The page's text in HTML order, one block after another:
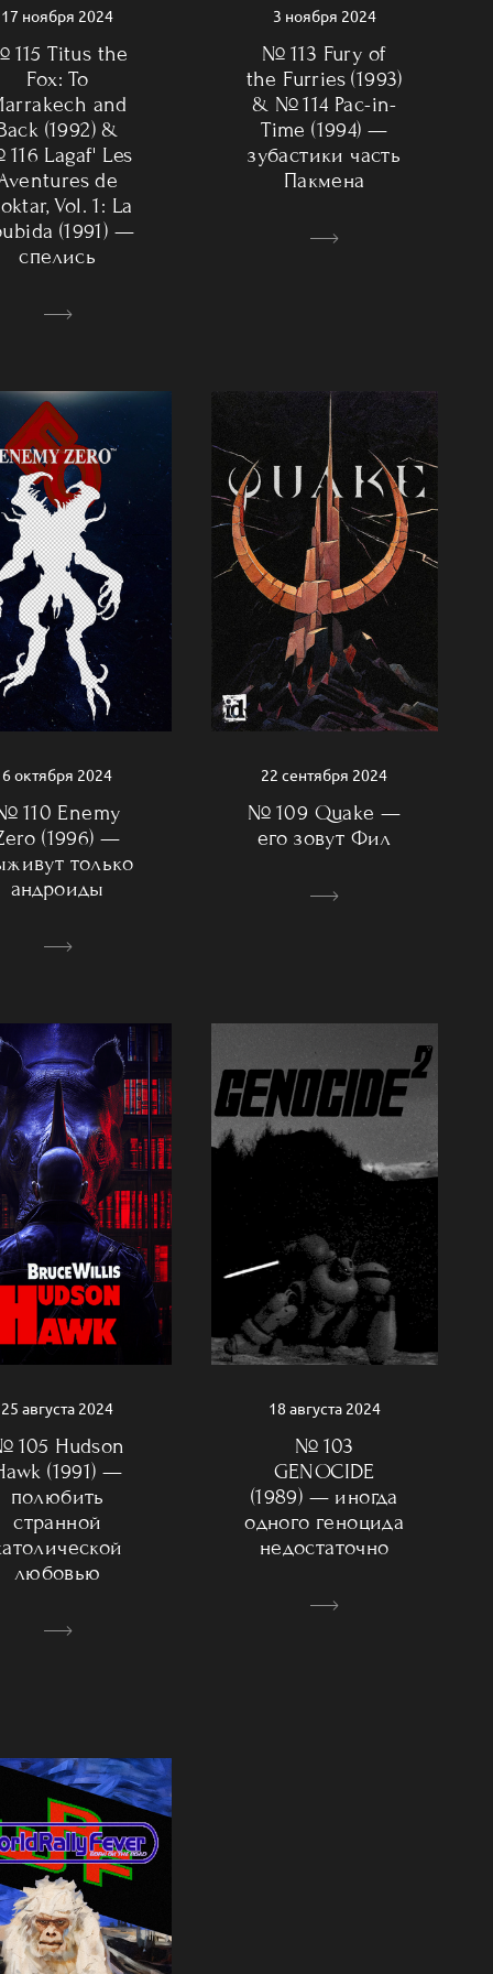
17 ноября 2024
Titus the
Fox: To
and
(1992) &
Lagaf' Les
de
Vol. 1: La
(1991) —
спелись
3 ноября 2024
№ 113 Fury of
the Furries (1993)
& № 114 Pac-in-
Time (1994) —
зубастики часть
Пакмена
6 октября 2024
110 Enemy
(1996) —
только
андроиды
22 сентября 2024
№ 109 Quake —
его зовут Фил
25 августа 2024
105 Hudson
(1991) —
полюбить
странной
любовью
18 августа 2024
№ 103
GENOCIDE
(1989) — иногда
одного геноцида
недостаточно